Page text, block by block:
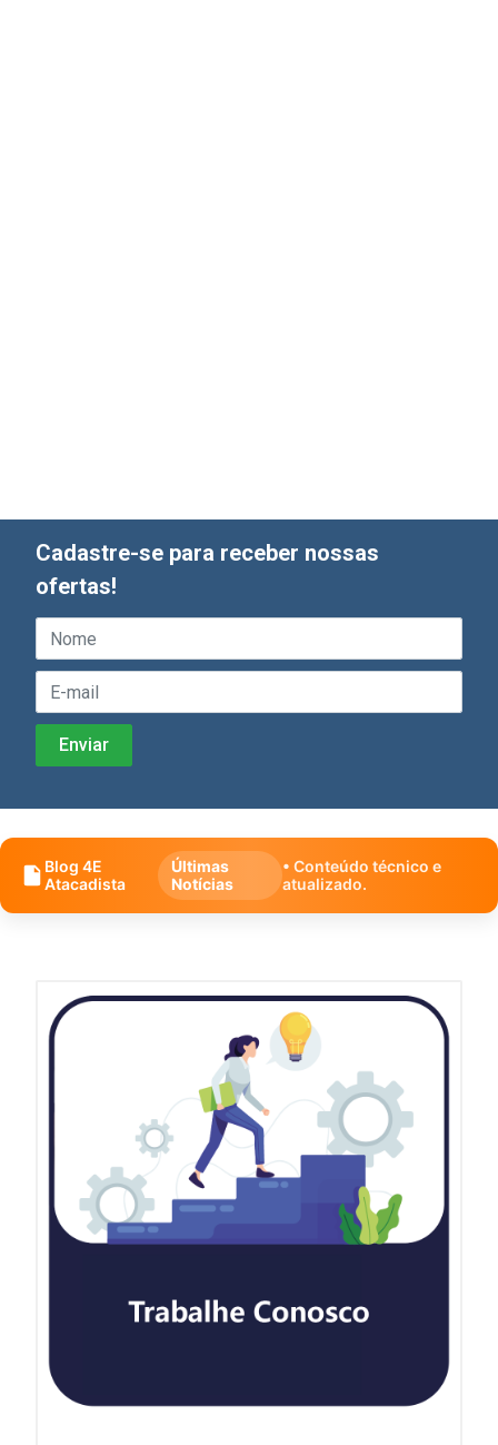
Cadastre-se para receber nossas
ofertas!
Blog 4E
Atacadista
Últimas
Notícias
• Conteúdo técnico e
atualizado.